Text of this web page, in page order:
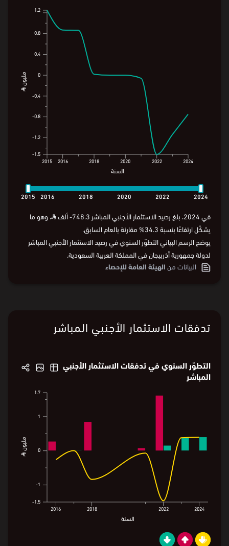
1.2
0.8
0.4
0
0.4-
0.8-
1.2-
1.5-
مليون ⃁
2015 2016 2018 2020 2022 2024
السنة 2015 2016 2018 2020 2022 2024
2015 2016 2018 2020 2022 2024
السنة
1.2
0.8
0.4
0
0.4-
0.8-
1.2-
1.5-
مليون ⃁
في 2024، بلغ رصيد الاستثمار الأجنبي المباشر 748.3- ألف ⃁، وهو ما
يشكّل ارتفاعًا بنسبة 34.3% مقارنة بالعام السابق.
يوضح الرسم البياني التطوّر السنوي في رصيد الاستثمار الأجنبي المباشر
لدولة جمهورية أذربيجان في المملكة العربية السعودية.
البيانات منالهيئة العامة للإحصاء
تدفقات الاستثمار الأجنبي المباشر
التطوّر السنوي في تدفقات الاستثمار الأجنبي
المباشر
1.7
1
0
1-
1.5-
مليون ⃁
2016 2018 2022 2024
السنة
1.7
1
0
1-
1.5-
مليون ⃁